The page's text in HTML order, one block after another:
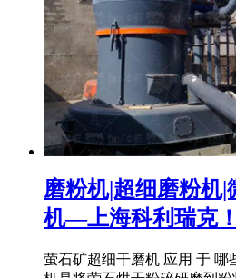
磨粉机|超细磨粉机|
机—上海科利瑞克！
萤石矿超细干磨机 应用 于 哪